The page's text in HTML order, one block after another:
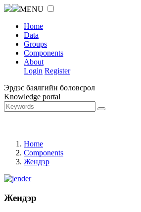
MENU
Home
Data
Groups
Components
About
Login Register
Эрдэс баялгийн боловсрол
Knowledge portal
Home
Components
Жендэр
Жендэр